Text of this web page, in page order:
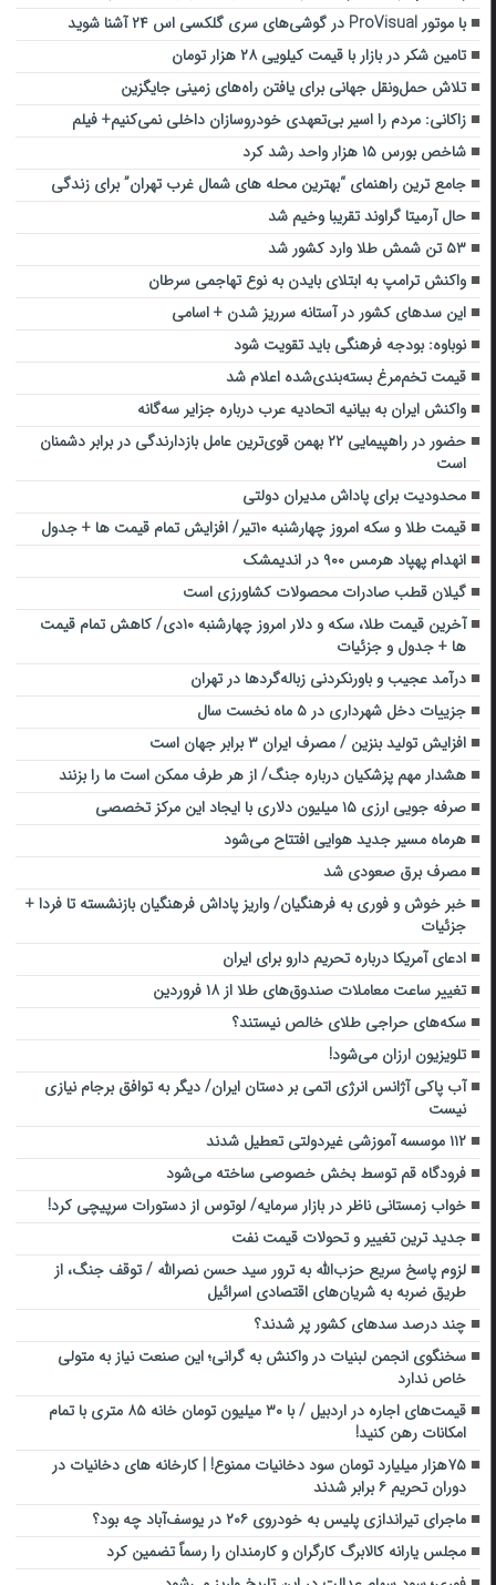
با موتور ProVisual در گوشی‌های سری گلکسی اس ۲۴ آشنا شوید
تامین شکر در بازار با قیمت کیلویی ۲۸ هزار تومان
تلاش حمل‌ونقل جهانی برای یافتن راه‌های زمینی جایگزین
زاکانی: مردم را اسیر بی‌تعهدی خودروسازان داخلی نمی‌کنیم+ فیلم
شاخص بورس ۱۵ هزار واحد رشد کرد
جامع ترین راهنمای “بهترین محله های شمال غرب تهران” برای زندگی
حال آرمیتا گراوند تقریبا وخیم شد
۵۳ تن شمش طلا وارد کشور شد
واکنش ترامپ به ابتلای بایدن به نوع تهاجمی سرطان
این سدهای کشور در آستانه سرریز شدن + اسامی
نوباوه: بودجه فرهنگی باید تقویت شود
قیمت تخم‌مرغ بسته‌بندی‌شده اعلام شد
واکنش ایران به بیانیه اتحادیه عرب درباره جزایر سه‌گانه
حضور در راهپیمایی ۲۲ بهمن قوی‌ترین عامل بازدارندگی در برابر دشمنان
است
محدودیت برای پاداش مدیران دولتی
قیمت طلا و سکه امروز چهارشنبه ۱۰تیر/ افزایش تمام قیمت ها + جدول
انهدام پهپاد هرمس ۹۰۰ در اندیمشک
گیلان قطب صادرات محصولات کشاورزی است
آخرین قیمت طلا، سکه و دلار امروز چهارشنبه ۱۰دی/ کاهش تمام قیمت
ها + جدول و جزئیات
درآمد عجیب و باورنکردنی زباله‌گردها در تهران
جزییات دخل شهرداری در ۵ ماه نخست سال
افزایش تولید بنزین / مصرف ایران ۳ برابر جهان است
هشدار مهم پزشکیان درباره جنگ/ از هر طرف ممکن است ما را بزنند
صرفه جویی ارزی ۱۵ میلیون دلاری با ایجاد این مرکز تخصصی
هرماه مسیر جدید هوایی افتتاح می‌شود
مصرف برق صعودی شد
خبر خوش و فوری به فرهنگیان/ واریز پاداش فرهنگیان بازنشسته تا فردا +
جزئیات
ادعای آمریکا درباره تحریم دارو برای ایران
تغییر ساعت معاملات صندوق‌های طلا از ۱۸ فروردین
سکه‌های حراجی طلای خالص نیستند؟
تلویزیون ارزان می‌شود!
آب پاکی آژانس انرژی اتمی بر دستان ایران/ دیگر به توافق برجام نیازی
نیست
۱۱۲ موسسه آموزشی غیردولتی تعطیل شدند
فرودگاه قم توسط بخش خصوصی ساخته می‌شود
خواب زمستانی ناظر در بازار سرمایه/ لوتوس از دستورات سرپیچی کرد!
جدید ترین تغییر و تحولات قیمت نفت
لزوم پاسخ سریع حزب‌الله به ترور سید حسن نصرالله / توقف جنگ، از
طریق ضربه به شریان‌های اقتصادی اسرائیل
چند درصد سدهای کشور پر شدند؟
سخنگوی انجمن لبنیات در واکنش به گرانی؛ این صنعت نیاز به متولی
خاص ندارد
قیمت‌های اجاره در اردبیل / با ۳۰ میلیون تومان خانه ۸۵ متری با تمام
امکانات رهن کنید!
۷۵هزار میلیارد تومان سود دخانیات ممنوع! | کارخانه های دخانیات در
دوران تحریم ۶ برابر شدند
ماجرای تیراندازی پلیس به خودروی ۲۰۶ در یوسف‌آباد چه بود؟
مجلس یارانه کالابرگ کارگران و کارمندان را رسماً تضمین کرد